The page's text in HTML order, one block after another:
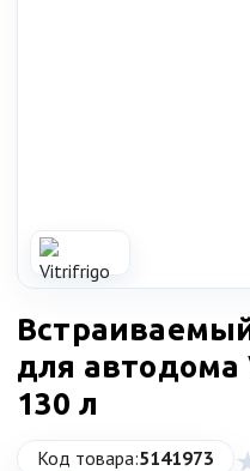
для автодома
130 л
Код товара:5141973